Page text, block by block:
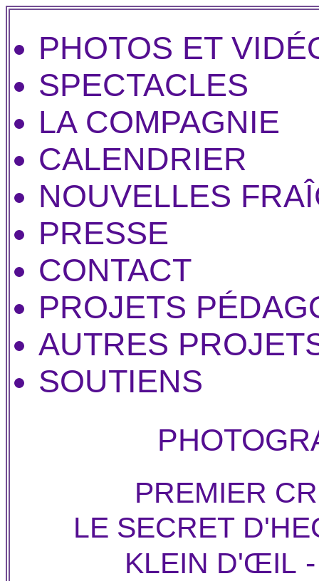
PHOTOS ET
SPECTACLES
LA COMPAGNIE
CALENDRIER
NOUVELLES
PRESSE
CONTACT
PROJETS
AUTRES
SOUTIENS
PREMIER
LE SECRET
KLEIN D'ŒIL